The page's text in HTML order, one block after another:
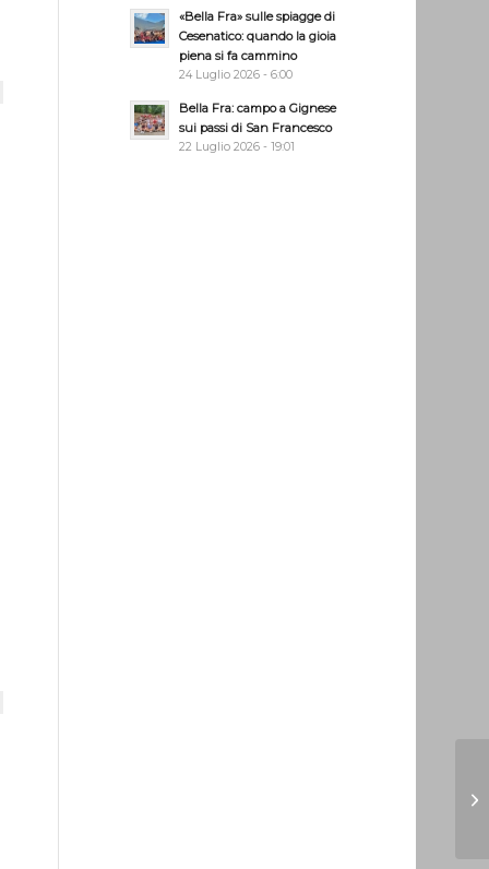
«Bella Fra» sulle spiagge di
Cesenatico: quando la gioia
piena si fa cammino
24 Luglio 2026 - 6:00
Bella Fra: campo a Gignese
sui passi di San Francesco
22 Luglio 2026 - 19:01